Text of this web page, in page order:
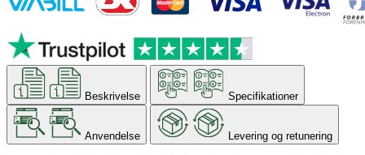
Beskrivelse Specifikationer
Anvendelse Levering og retunering